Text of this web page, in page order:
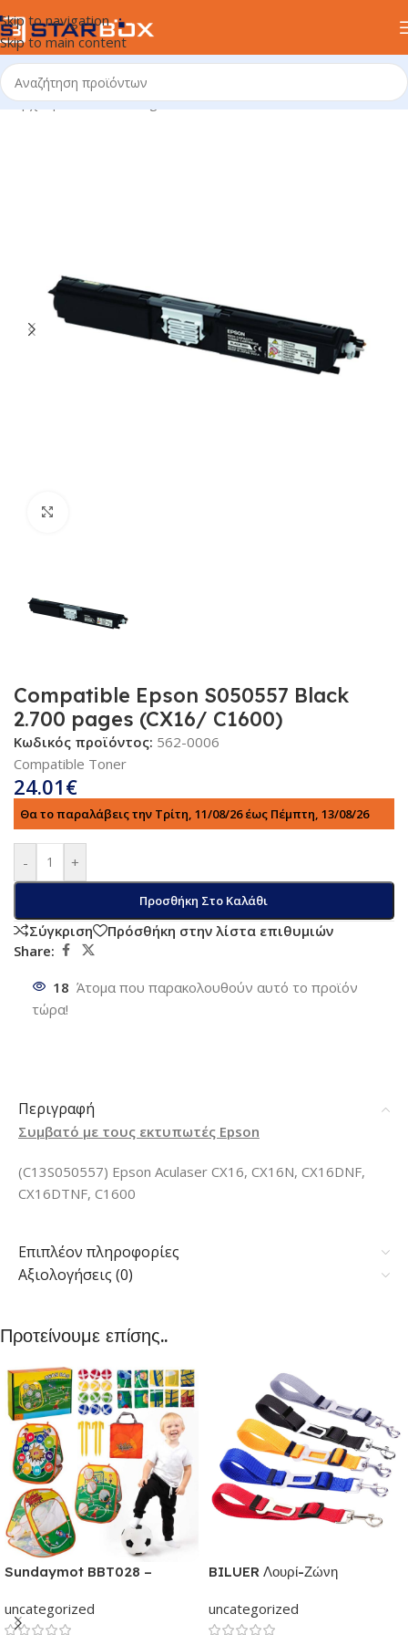
Skip to navigation
Skip to main content
Αρχική σελίδα/uncategorized
Compatible Epson S050557 Black
2.700 pages (CX16/ C1600)
Κωδικός προϊόντος: 562-0006
Compatible Toner
24.01€
Θα το παραλάβεις την Τρίτη, 11/08/26 έως Πέμπτη, 13/08/26
- +
Προσθήκη Στο Καλάθι
Σύγκριση
Πρόσθήκη στην λίστα επιθυμιών
Share:
18 Άτομα που παρακολουθούν αυτό το προϊόν
τώρα!
Περιγραφή
Συμβατό με τους εκτυπωτές Epson
(C13S050557) Epson Aculaser CX16, CX16N, CX16DNF,
CX16DTNF, C1600
Επιπλέον πληροφορίες
Αξιολογήσεις (0)
Προτείνουμε επίσης..
Sundaymot BBT028 –
εσωτερικού χώρου για παιδιά |
Παιχνίδι δραστηριότητας για
uncategorized
BILUER Λουρί-Ζώνη
για Σκύλους και Γάτες | Με
ελαστικό ιμάντα Ρυθμιζόμενος |
uncategorized